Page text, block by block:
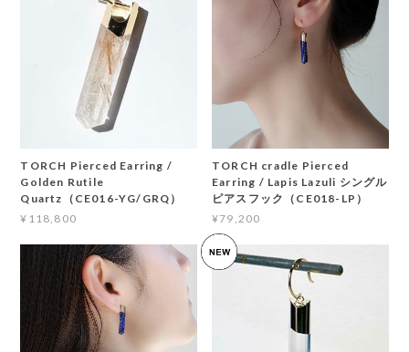
TORCH Pierced Earring /
Golden Rutile
Quartz（CE016-YG/GRQ）
¥118,800
TORCH cradle Pierced
Earring / Lapis Lazuli シングル
ピアスフック（CE018-LP）
¥79,200